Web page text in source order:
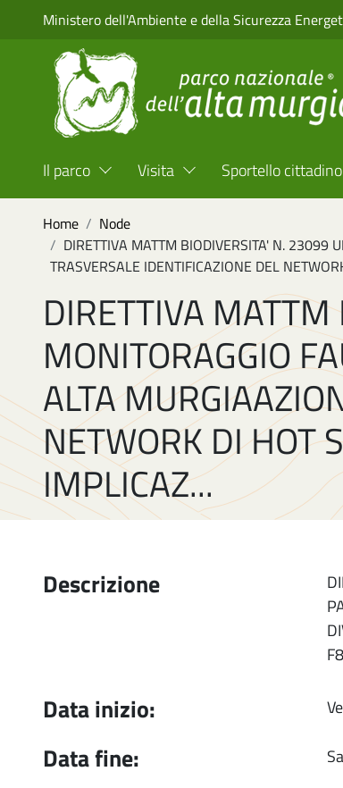
Salta al contenuto principale
Ministero dell'Ambiente e della Sicurezza
Menu Top Header
Il parco Visita Sportello cittadino
Home
Node
DIRETTIVA MATTM BIODIVERSITA' N. 23099
TRASVERSALE IDENTIFICAZIONE DEL
DIRETTIVA
MONITORAGGIO
ALTA
NETWORK DI HOT
IMPLICAZ...
Descrizione
Data inizio:
Data fine: